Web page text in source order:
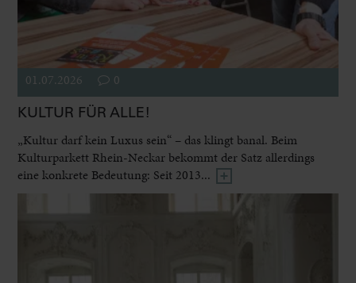
01.07.2026 0
KULTUR FÜR ALLE!
„Kultur darf kein Luxus sein“ – das klingt banal. Beim
Kulturparkett Rhein-Neckar bekommt der Satz allerdings
eine konkrete Bedeutung: Seit 2013...